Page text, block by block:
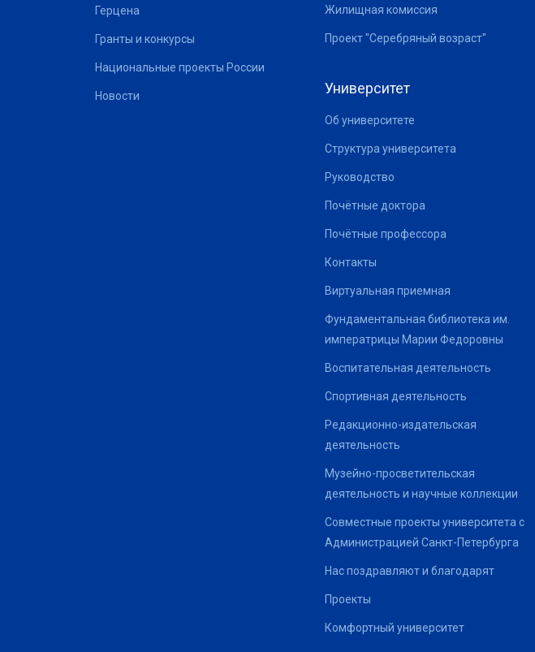
Герцена
Гранты и конкурсы
Национальные проекты России
Новости
Жилищная комиссия
Проект "Серебряный возраст"
Университет
Об университете
Структура университета
Руководство
Почётные доктора
Почётные профессора
Контакты
Виртуальная приемная
Фундаментальная библиотека им.
императрицы Марии Федоровны
Воспитательная деятельность
Спортивная деятельность
Редакционно-издательская
деятельность
Музейно-просветительская
деятельность и научные коллекции
Совместные проекты университета с
Администрацией Санкт-Петербурга
Нас поздравляют и благодарят
Проекты
Комфортный университет